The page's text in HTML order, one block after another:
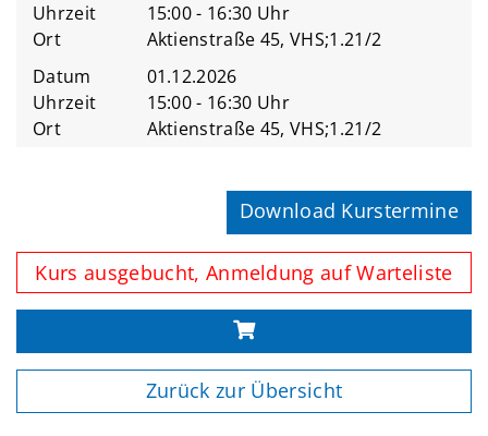
Uhrzeit
15:00 - 16:30 Uhr
Ort
Aktienstraße 45, VHS;1.21/2
Datum
01.12.2026
Uhrzeit
15:00 - 16:30 Uhr
Ort
Aktienstraße 45, VHS;1.21/2
Download Kurstermine
Kurs ausgebucht, Anmeldung auf Warteliste
Zurück zur Übersicht